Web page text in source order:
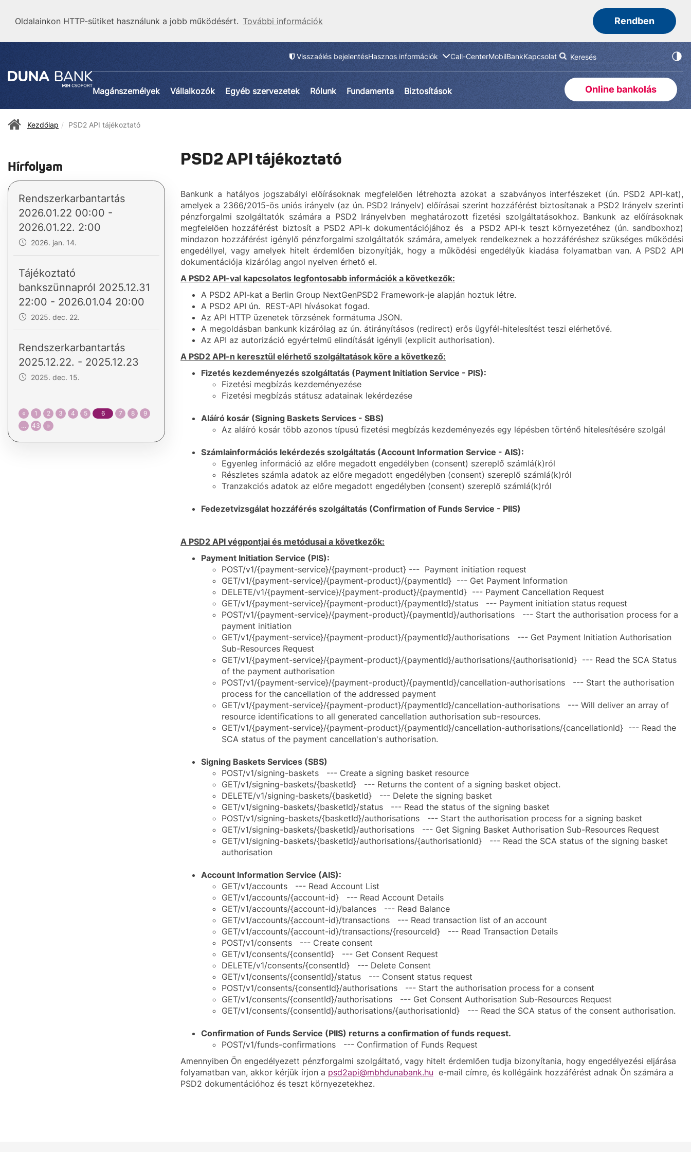
Oldalainkon HTTP-sütiket használunk a jobb működésért. További információk Rendben
Visszaélés bejelentésHasznos információk Call-CenterMobilBankKapcsolat
Magánszemélyek Vállalkozók Egyéb szervezetek Rólunk Fundamenta Biztosítások Online bankolás
Kezdőlap PSD2 API tájékoztató
PSD2 API tájékoztató
Bankunk a hatályos jogszabályi előírásoknak megfelelően létrehozta azokat a szabványos interfészeket (ún. PSD2 API-kat),
amelyek a 2366/2015-ös uniós irányelv (az ún. PSD2 Irányelv) előírásai szerint hozzáférést biztosítanak a PSD2 Irányelv szerinti
pénzforgalmi szolgáltatók számára a PSD2 Irányelvben meghatározott fizetési szolgáltatásokhoz. Bankunk az előírásoknak
megfelelően hozzáférést biztosít a PSD2 API-k dokumentációjához és a PSD2 API-k teszt környezetéhez (ún. sandboxhoz)
mindazon hozzáférést igénylő pénzforgalmi szolgáltatók számára, amelyek rendelkeznek a hozzáféréshez szükséges működési
engedéllyel, vagy amelyek hitelt érdemlően bizonyítják, hogy a működési engedélyük kiadása folyamatban van. A PSD2 API
dokumentációja kizárólag angol nyelven érhető el.
A PSD2 API-val kapcsolatos legfontosabb információk a következők:
A PSD2 API-kat a Berlin Group NextGenPSD2 Framework-je alapján hoztuk létre.
A PSD2 API ún. REST-API hívásokat fogad.
Az API HTTP üzenetek törzsének formátuma JSON.
A megoldásban bankunk kizárólag az ún. átirányításos (redirect) erős ügyfél-hitelesítést teszi elérhetővé.
Az API az autorizáció egyértelmű elindítását igényli (explicit authorisation).
A PSD2 API-n keresztül elérhető szolgáltatások köre a következő:
Fizetés kezdeményezés szolgáltatás (Payment Initiation Service - PIS):
Fizetési megbízás kezdeményezése
Fizetési megbízás státusz adatainak lekérdezése
Aláíró kosár (Signing Baskets Services - SBS)
Az aláíró kosár több azonos típusú fizetési megbízás kezdeményezés egy lépésben történő hitelesítésére szolgál
Számlainformációs lekérdezés szolgáltatás (Account Information Service - AIS):
Egyenleg információ az előre megadott engedélyben (consent) szereplő számlá(k)ról
Részletes számla adatok az előre megadott engedélyben (consent) szereplő számlá(k)ról
Tranzakciós adatok az előre megadott engedélyben (consent) szereplő számlá(k)ról
Fedezetvizsgálat hozzáférés szolgáltatás (Confirmation of Funds Service - PIIS)
A PSD2 API végpontjai és metódusai a következők:
Payment Initiation Service (PIS):
POST/v1/{payment-service}/{payment-product} --- Payment initiation request
GET/v1/{payment-service}/{payment-product}/{paymentId} --- Get Payment Information
DELETE/v1/{payment-service}/{payment-product}/{paymentId} --- Payment Cancellation Request
GET/v1/{payment-service}/{payment-product}/{paymentId}/status --- Payment initiation status request
POST/v1/{payment-service}/{payment-product}/{paymentId}/authorisations --- Start the authorisation process for a
payment initiation
GET/v1/{payment-service}/{payment-product}/{paymentId}/authorisations --- Get Payment Initiation Authorisation
Sub-Resources Request
GET/v1/{payment-service}/{payment-product}/{paymentId}/authorisations/{authorisationId} --- Read the SCA Status
of the payment authorisation
POST/v1/{payment-service}/{payment-product}/{paymentId}/cancellation-authorisations --- Start the authorisation
process for the cancellation of the addressed payment
GET/v1/{payment-service}/{payment-product}/{paymentId}/cancellation-authorisations --- Will deliver an array of
resource identifications to all generated cancellation authorisation sub-resources.
GET/v1/{payment-service}/{payment-product}/{paymentId}/cancellation-authorisations/{cancellationId} --- Read the
SCA status of the payment cancellation's authorisation.
Signing Baskets Services (SBS)
POST/v1/signing-baskets --- Create a signing basket resource
GET/v1/signing-baskets/{basketId} --- Returns the content of a signing basket object.
DELETE/v1/signing-baskets/{basketId} --- Delete the signing basket
GET/v1/signing-baskets/{basketId}/status --- Read the status of the signing basket
POST/v1/signing-baskets/{basketId}/authorisations --- Start the authorisation process for a signing basket
GET/v1/signing-baskets/{basketId}/authorisations --- Get Signing Basket Authorisation Sub-Resources Request
GET/v1/signing-baskets/{basketId}/authorisations/{authorisationId} --- Read the SCA status of the signing basket
authorisation
Account Information Service (AIS):
GET/v1/accounts --- Read Account List
GET/v1/accounts/{account-id} --- Read Account Details
GET/v1/accounts/{account-id}/balances --- Read Balance
GET/v1/accounts/{account-id}/transactions --- Read transaction list of an account
GET/v1/accounts/{account-id}/transactions/{resourceId} --- Read Transaction Details
POST/v1/consents --- Create consent
GET/v1/consents/{consentId} --- Get Consent Request
DELETE/v1/consents/{consentId} --- Delete Consent
GET/v1/consents/{consentId}/status --- Consent status request
POST/v1/consents/{consentId}/authorisations --- Start the authorisation process for a consent
GET/v1/consents/{consentId}/authorisations --- Get Consent Authorisation Sub-Resources Request
GET/v1/consents/{consentId}/authorisations/{authorisationId} --- Read the SCA status of the consent authorisation.
Confirmation of Funds Service (PIIS) returns a confirmation of funds request.
POST/v1/funds-confirmations --- Confirmation of Funds Request
Amennyiben Ön engedélyezett pénzforgalmi szolgáltató, vagy hitelt érdemlően tudja bizonyítania, hogy engedélyezési eljárása
folyamatban van, akkor kérjük írjon a psd2api@mbhdunabank.hu e-mail címre, és kollégáink hozzáférést adnak Ön számára a
PSD2 dokumentációhoz és teszt környezetekhez.
Hírfolyam
Rendszerkarbantartás
2026.01.22 00:00 -
2026.01.22. 2:00
2026. jan. 14.
Tájékoztató
bankszünnapról 2025.12.31
22:00 - 2026.01.04 20:00
2025. dec. 22.
Rendszerkarbantartás
2025.12.22. - 2025.12.23
2025. dec. 15.
« 1 2 3 4 5 6 7 8
9
…
43 »